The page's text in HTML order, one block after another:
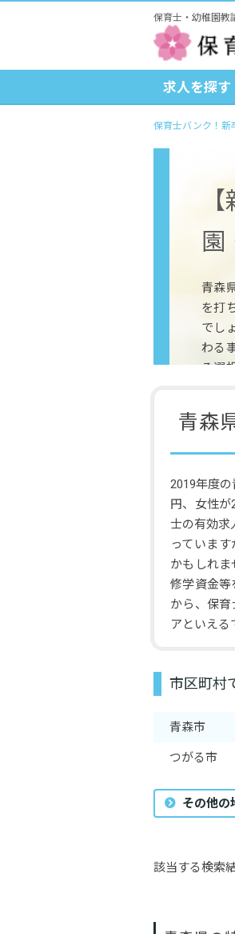
保育士・幼稚園教
求人を探す
保育士バンク！新
園
青森
を打
でし
わる
る選
て補
確保
青森
2019年度
円、女性が
士の有効求
っていま
かもしれ
修学資金等
から、保
アといえる
市区町村
青森市
つがる市
その他の
該当する検索